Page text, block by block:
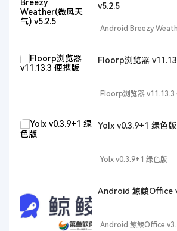
v5.2.5
Android Breezy
Floorp浏览器
Floorp浏览器 v11.13.3
Yolx v0.3.9+1 绿色版
Yolx v0.3.9+1 绿色版
Android 鲸鲮Office
Android 鲸鲮Office